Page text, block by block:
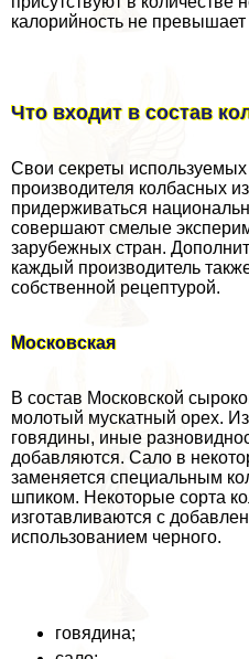
калорийность не превышает
Что входит в состав
Свои секреты используемых
производителя колбасных
придерживаться
совершают смелые
зарубежных стран.­
каждый производитель
собственной рецептурой.
Московская
В состав Московской
молотый мускатный орех.
говядины, иные
добавляются. Сало в
заменяется специальным
шпиком. Некоторые сорта
изготавливаются с
использованием черного.
говядина;